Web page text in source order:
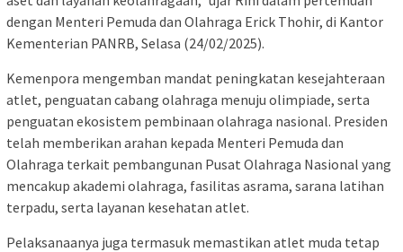
dengan Menteri Pemuda dan Olahraga Erick Thohir, di Kantor
Kementerian PANRB, Selasa (24/02/2025).
Kemenpora mengemban mandat peningkatan kesejahteraan
atlet, penguatan cabang olahraga menuju olimpiade, serta
penguatan ekosistem pembinaan olahraga nasional. Presiden
telah memberikan arahan kepada Menteri Pemuda dan
Olahraga terkait pembangunan Pusat Olahraga Nasional yang
mencakup akademi olahraga, fasilitas asrama, sarana latihan
terpadu, serta layanan kesehatan atlet.
Pelaksanaanya juga termasuk memastikan atlet muda tetap